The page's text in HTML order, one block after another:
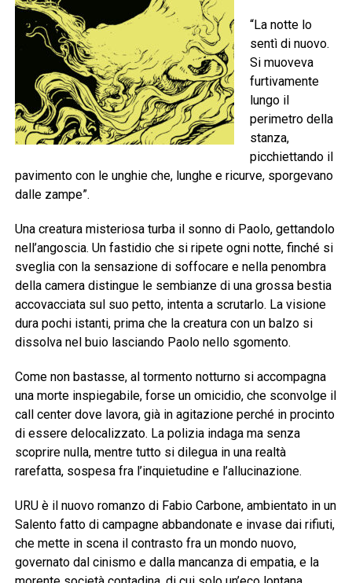
“La notte lo
sentì di nuovo.
Si muoveva
furtivamente
lungo il
perimetro della
stanza,
picchiettando il
pavimento con le unghie che, lunghe e ricurve, sporgevano
dalle zampe”.
Una creatura misteriosa turba il sonno di Paolo, gettandolo
nell’angoscia. Un fastidio che si ripete ogni notte, finché si
sveglia con la sensazione di soffocare e nella penombra
della camera distingue le sembianze di una grossa bestia
accovacciata sul suo petto, intenta a scrutarlo. La visione
dura pochi istanti, prima che la creatura con un balzo si
dissolva nel buio lasciando Paolo nello sgomento.
Come non bastasse, al tormento notturno si accompagna
una morte inspiegabile, forse un omicidio, che sconvolge il
call center dove lavora, già in agitazione perché in procinto
di essere delocalizzato. La polizia indaga ma senza
scoprire nulla, mentre tutto si dilegua in una realtà
rarefatta, sospesa fra l’inquietudine e l’allucinazione.
URU è il nuovo romanzo di Fabio Carbone, ambientato in un
Salento fatto di campagne abbandonate e invase dai rifiuti,
che mette in scena il contrasto fra un mondo nuovo,
governato dal cinismo e dalla mancanza di empatia, e la